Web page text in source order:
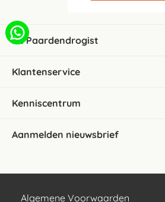
De Paardendrogist
Klantenservice
Kenniscentrum
Aanmelden nieuwsbrief
Algemene Voorwaarden